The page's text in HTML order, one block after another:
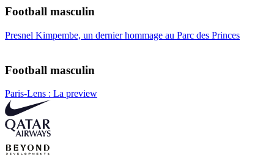
Football masculin
Presnel Kimpembe, un dernier hommage au Parc des Princes
Football masculin
Paris-Lens : La preview